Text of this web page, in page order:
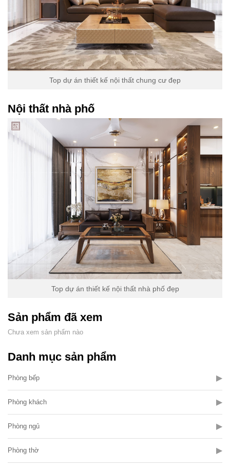
Top dự án thiết kế nội thất chung cư đẹp
Nội thất nhà phố
Top dự án thiết kế nội thất nhà phố đẹp
Sản phẩm đã xem
Chưa xem sản phẩm nào
Danh mục sản phẩm
Phòng bếp ▶
Phòng khách ▶
Phòng ngủ ▶
Phòng thờ ▶